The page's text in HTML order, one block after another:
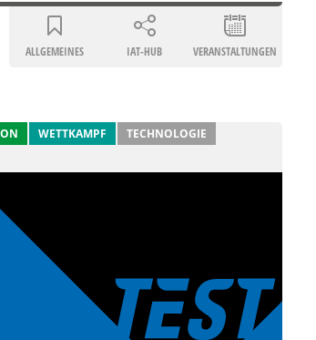
ALLGEMEINES IAT-HUB VERANSTALTUNGEN
WETTKAMPF TECHNOLOGIE